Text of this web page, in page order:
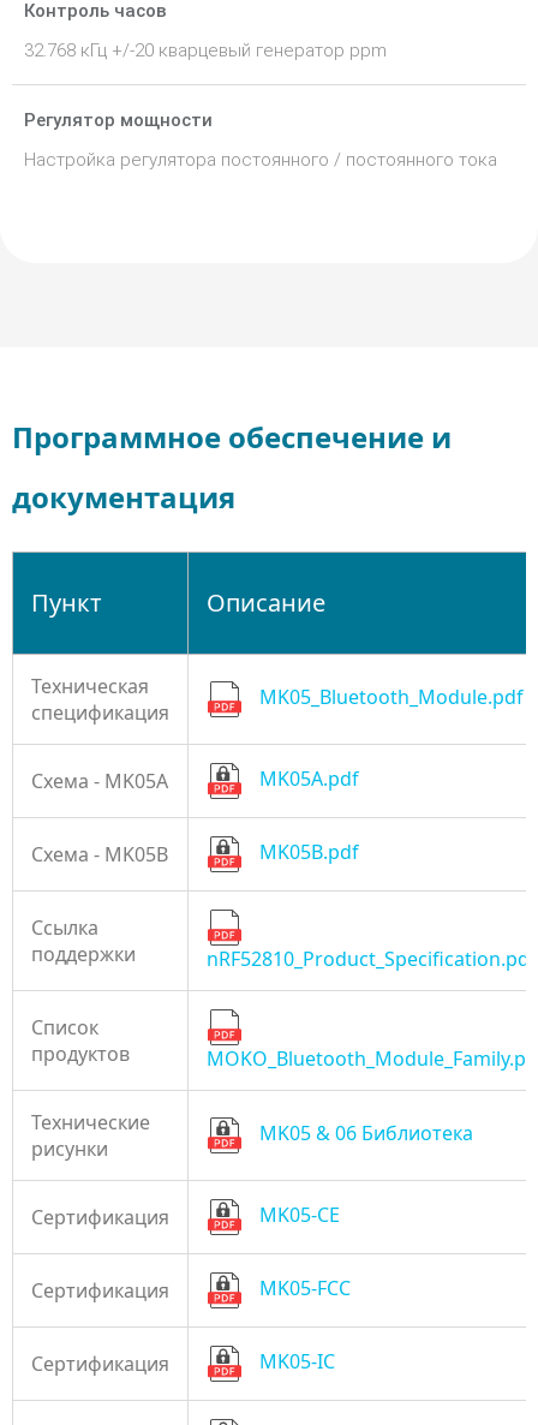
Контроль часов
32.768 кГц +/-20 кварцевый генератор ppm
Регулятор мощности
Настройка регулятора постоянного / постоянного тока
Программное обеспечение и
документация
Пункт Описание
Техническая
спецификация
MK05_Bluetooth_Module.pdf
Схема - MK05A MK05A.pdf
Схема - MK05B MK05B.pdf
Ссылка
поддержки
nRF52810_Product_Specification.pdf
Список
продуктов
Технические
рисунки
MK05 & 06 Библиотека
Сертификация MK05-CE
Сертификация MK05-FCC
Сертификация MK05-IC